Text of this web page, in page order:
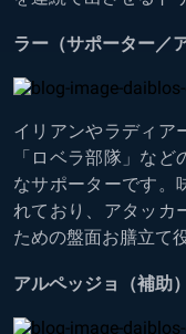
ラー（サポーター／
イリアンやラディア
「ロベラ部隊」な
なサポーターです。
れており、アタッカ
ための盤面お膳立て
アルペッジョ（補助）